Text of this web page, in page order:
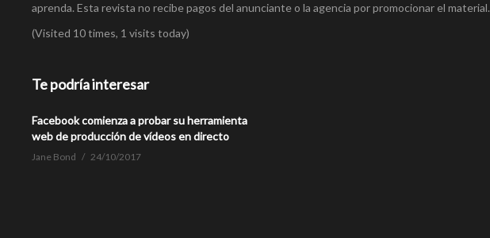
aprenda. Esta revista no recibe pagos del anunciante o la agencia por promocionar el material.
(Visited 10 times, 1 visits today)
Te podría interesar
Facebook comienza a probar su herramienta
web de producción de vídeos en directo
Jane Bond 24/10/2017